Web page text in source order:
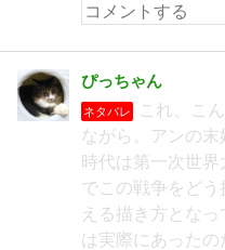
ぴっちゃん
ネタバレ
これ、こ
ながら。アンの末
時代は第一次世
でこの戦争をど
える描き方とな
は実際にあったの